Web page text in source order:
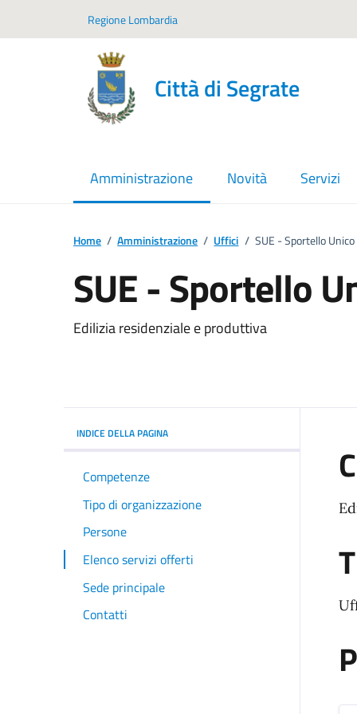
Regione Lombardia
Città di Segrate
Amministrazione
menu selezionato Novità Servizi
Home / Amministrazione / Uffici / SUE - Sportello
SUE - Sportello
Edilizia residenziale e produttiva
INDICE DELLA PAGINA
Competenze
Tipo di organizzazione
Persone
Elenco servizi offerti
Sede principale
Contatti